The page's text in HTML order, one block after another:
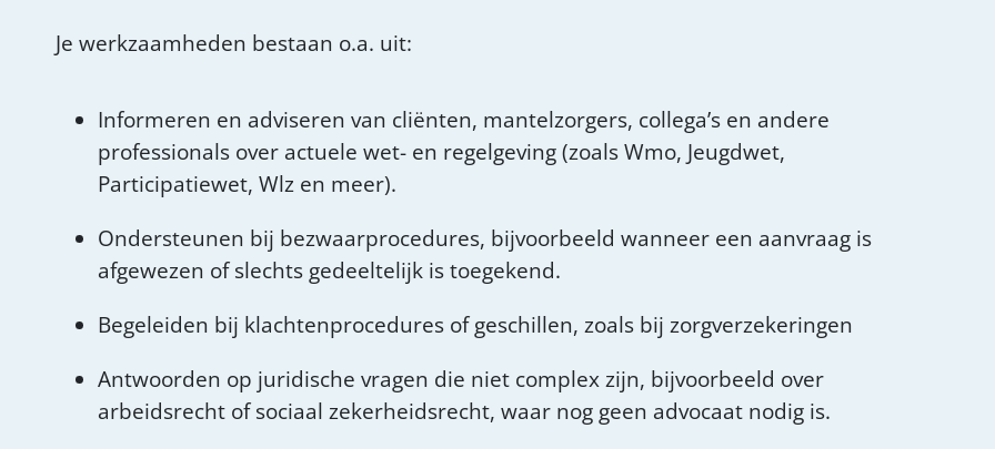
Je werkzaamheden bestaan o.a. uit:
Informeren en adviseren van cliënten, mantelzorgers, collega’s en andere
professionals over actuele wet- en regelgeving (zoals Wmo, Jeugdwet,
Participatiewet, Wlz en meer).
Ondersteunen bij bezwaarprocedures, bijvoorbeeld wanneer een aanvraag is
afgewezen of slechts gedeeltelijk is toegekend.
Begeleiden bij klachtenprocedures of geschillen, zoals bij zorgverzekeringen
Antwoorden op juridische vragen die niet complex zijn, bijvoorbeeld over
arbeidsrecht of sociaal zekerheidsrecht, waar nog geen advocaat nodig is.